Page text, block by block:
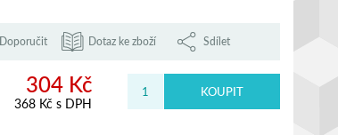
Doporučit Dotaz ke zboží Sdílet
304 Kč
368 Kč s DPH